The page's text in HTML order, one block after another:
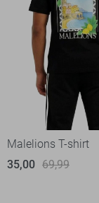
Malelions T-shirt
35,00 69,99